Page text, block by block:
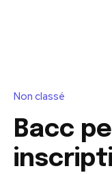
Non classé
Bacc